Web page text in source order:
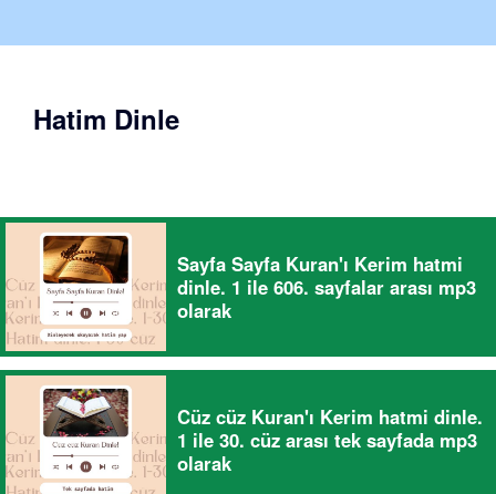
Hatim Dinle
Sayfa Sayfa Kuran'ı Kerim hatmi
dinle. 1 ile 606. sayfalar arası mp3
olarak
Cüz cüz Kuran'ı Kerim hatmi dinle.
1 ile 30. cüz arası tek sayfada mp3
olarak